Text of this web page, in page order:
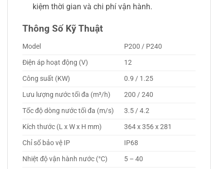
kiệm thời gian và chi phí vận hành.
Thông Số Kỹ Thuật
Model
P200 / P240
Điện áp hoạt động (V)
12
Công suất (KW)
0.9 / 1.25
Lưu lượng nước tối đa (m³/h)
200 / 240
Tốc độ dòng nước tối đa (m/s)
3.5 / 4.2
Kích thước (L x W x H mm)
364 x 356 x 281
Chỉ số bảo vệ IP
IP68
Nhiệt độ vận hành nước (°C)
5 – 40